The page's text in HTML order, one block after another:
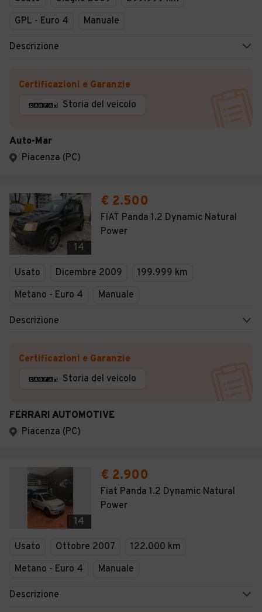
GPL - Euro 4
Manuale
Descrizione
Certificazioni e Garanzie
Storia del veicolo
Auto-Mar
Piacenza (PC)
14
€ 2.500
FIAT Panda 1.2 Dynamic Natural
Power
Usato Dicembre 2009
199.999 km
Metano - Euro 4
Manuale
Descrizione
Certificazioni e Garanzie
Storia del veicolo
FERRARI AUTOMOTIVE
Piacenza (PC)
14
€ 2.900
Fiat Panda 1.2 Dynamic Natural
Power
Usato Ottobre 2007
122.000 km
Metano - Euro 4
Manuale
Descrizione